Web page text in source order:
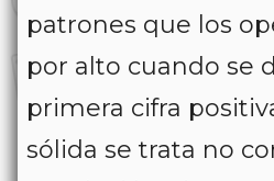
patrones que los
por alto cuando se
primera cifra
sólida se trata no